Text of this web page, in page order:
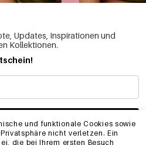
und funktionale Cookies sowie
nicht verletzen. Ein
die bei Ihrem ersten Besuch
Updates, Inspirationen und
Kollektionen.